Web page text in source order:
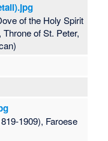
Gujarat
(Bistum
(Bistum
of the Holy Spirit
of St. Peter,
1909), Faroese